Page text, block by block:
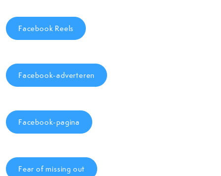
Facebook Reels
Facebook-adverteren
Facebook-pagina
Fear of missing out